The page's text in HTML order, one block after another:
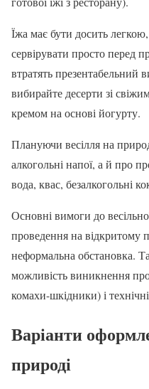
Їжа має бути досить
сервірувати просто перед
втратять презентабельний
вибирайте десерти зі
кремом на основі йогурту.
Плануючи весілля на
алкогольні напої, а й про
вода, квас, безалкогольні
Основні вимоги до
проведення на відкритому
неформальна обстановка.
можливість виникнення
комахи-шкідники) і
Варіанти
природі